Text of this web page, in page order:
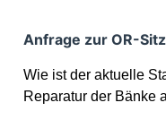
Anfrage zur OR-
Wie ist der aktuelle
Reparatur der Bänke